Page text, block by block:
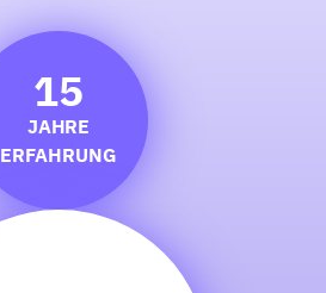
15
JAHRE
ERFAHRUNG